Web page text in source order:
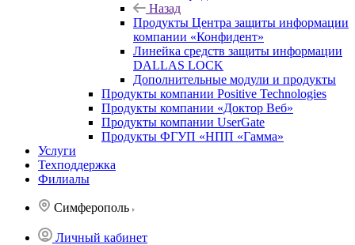
Назад
Продукты Центра защиты информации
компании «Конфидент»
Линейка средств защиты информации
DALLAS LOCK
Дополнительные модули и продукты
Продукты компании Positive Technologies
Продукты компании «Доктор Веб»
Продукты компании UserGate
Продукты ФГУП «НПП «Гамма»
Услуги
Техподдержка
Филиалы
Симферополь
Личный кабинет